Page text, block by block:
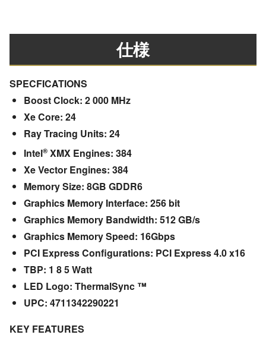
仕様
SPECFICATIONS
Boost Clock: 2 000 MHz
Xe Core: 24
Ray Tracing Units: 24
Intel®XMX Engines: 384
Xe Vector Engines: 384
Memory Size: 8GB GDDR6
Graphics Memory Interface: 256 bit
Graphics Memory Bandwidth: 512 GB/s
Graphics Memory Speed: 16Gbps
PCI Express Configurations: PCI Express 4.0 x16
TBP: 1 8 5 Watt
LED Logo: ThermalSync ™
UPC: 4711342290221
KEY FEATURES